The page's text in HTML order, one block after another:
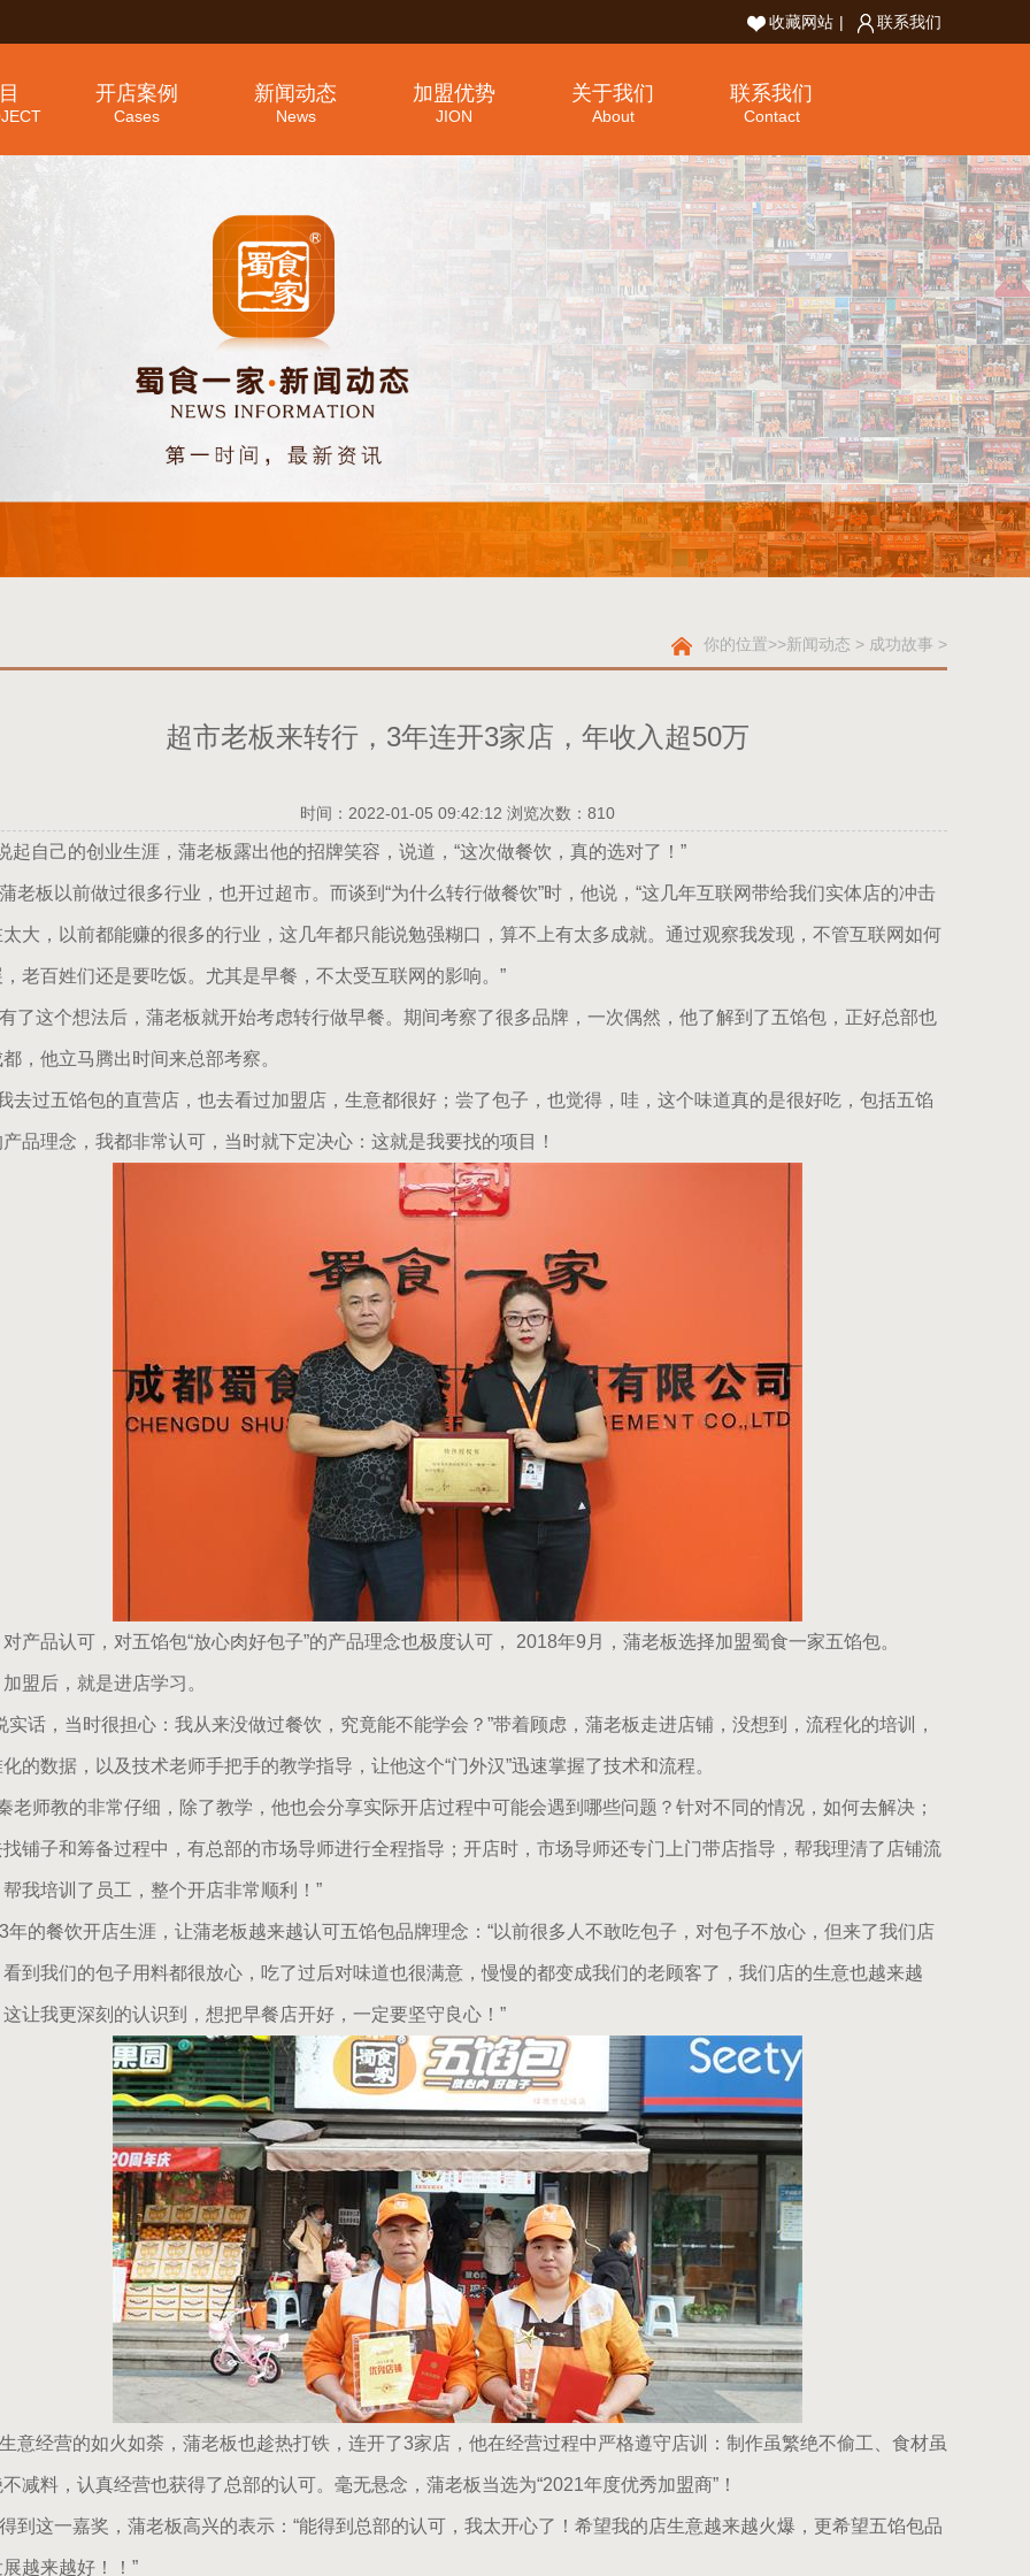
收藏网站 | 联系我们
开店案例
Cases
新闻动态
News
加盟优势
JION
关于我们
About
联系我们
Contact
你的位置>>新闻动态 > 成功故事 >
超市老板来转行，3年连开3家店，年收入超50万
时间：2022-01-05 09:42:12 浏览次数： 810
自己的创业生涯，蒲老板露出他的招牌笑容，说道，“这次做餐饮，真的选对了！”
板以前做过很多行业，也开过超市。而谈到“为什么转行做餐饮”时，他说，“这几年互联网带给我们实体店的冲击
太大，以前都能赚的很多的行业，这几年都只能说勉强糊口，算不上有太多成就。通过观察我发现，不管互联网如何
老百姓们还是要吃饭。尤其是早餐，不太受互联网的影响。”
这个想法后，蒲老板就开始考虑转行做早餐。期间考察了很多品牌，一次偶然，他了解到了五馅包，正好总部也
，他立马腾出时间来总部考察。
去过五馅包的直营店，也去看过加盟店，生意都很好；尝了包子，也觉得，哇，这个味道真的是很好吃，包括五馅
品理念，我都非常认可，当时就下定决心：这就是我要找的项目！
品认可，对五馅包“放心肉好包子”的产品理念也极度认可， 2018年9月，蒲老板选择加盟蜀食一家五馅包。
后，就是进店学习。
实话，当时很担心：我从来没做过餐饮，究竟能不能学会？”带着顾虑，蒲老板走进店铺，没想到，流程化的培训，
的数据，以及技术老师手把手的教学指导，让他这个“门外汉”迅速掌握了技术和流程。
老师教的非常仔细，除了教学，他也会分享实际开店过程中可能会遇到哪些问题？针对不同的情况，如何去解决；
找铺子和筹备过程中，有总部的市场导师进行全程指导；开店时，市场导师还专门上门带店指导，帮我理清了店铺流
我培训了员工，整个开店非常顺利！”
的餐饮开店生涯，让蒲老板越来越认可五馅包品牌理念：“以前很多人不敢吃包子，对包子不放心，但来了我们店
看到我们的包子用料都很放心，吃了过后对味道也很满意，慢慢的都变成我们的老顾客了，我们店的生意也越来越
让我更深刻的认识到，想把早餐店开好，一定要坚守良心！”
经营的如火如荼，蒲老板也趁热打铁，连开了3家店，他在经营过程中严格遵守店训：制作虽繁绝不偷工、食材虽
减料，认真经营也获得了总部的认可。毫无悬念，蒲老板当选为“2021年度优秀加盟商”！
这一嘉奖，蒲老板高兴的表示：“能得到总部的认可，我太开心了！希望我的店生意越来越火爆，更希望五馅包品
展越来越好！！”